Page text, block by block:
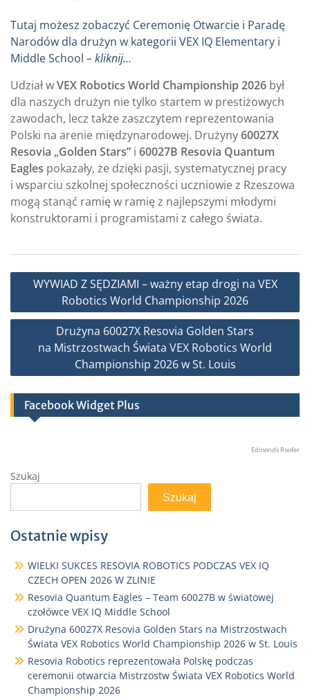
Tutaj możesz zobaczyć Ceremonię Otwarcie i Paradę
Narodów dla drużyn w kategorii VEX IQ Elementary i
Middle School – kliknij…
Udział wVEX Robotics World Championship 2026 był
dla naszych drużyn nie tylko startem w prestiżowych
zawodach, lecz także zaszczytem reprezentowania
Polski na arenie międzynarodowej. Drużyny60027X
Resovia „Golden Stars” i 60027B Resovia Quantum
Eagles pokazały, że dzięki pasji, systematycznej pracy
i wsparciu szkolnej społeczności uczniowie z Rzeszowa
mogą stanąć ramię w ramię z najlepszymi młodymi
konstruktorami i programistami z całego świata.
Nawigacja
WYWIAD Z SĘDZIAMI – ważny etap drogi na VEX
Robotics World Championship 2026
Drużyna 60027X Resovia Golden Stars
na Mistrzostwach Świata VEX Robotics World
Championship 2026 w St. Louis
Facebook Widget Plus
Edmonds Roofer
Szukaj
Szukaj
Ostatnie wpisy
WIELKI SUKCES RESOVIA ROBOTICS PODCZAS VEX IQ
CZECH OPEN 2026 W ZLINIE
Resovia Quantum Eagles – Team 60027B w światowej
czołówce VEX IQ Middle School
Drużyna 60027X Resovia Golden Stars na Mistrzostwach
Świata VEX Robotics World Championship 2026 w St. Louis
Resovia Robotics reprezentowała Polskę podczas
ceremonii otwarcia Mistrzostw Świata VEX Robotics World
Championship 2026